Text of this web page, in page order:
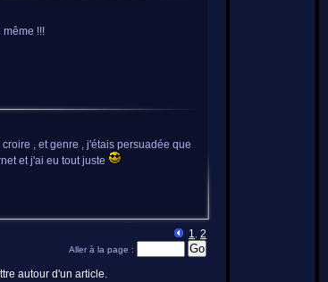
!!!
, et genre , j'étais persuadée que
et j'ai eu tout juste
1 2
Aller à la page :
autour d'un article.